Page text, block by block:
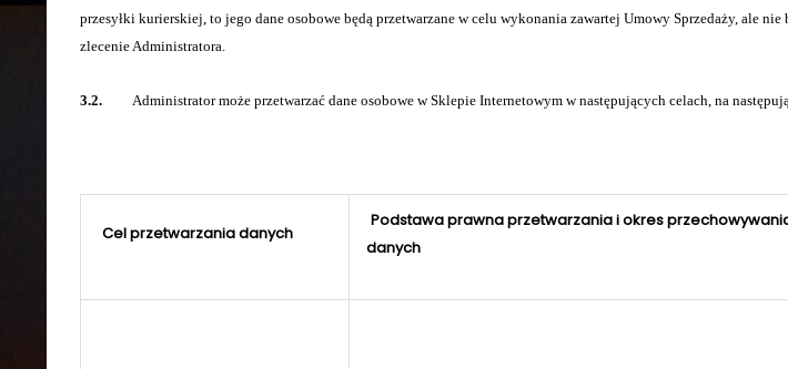
przesyłki kurierskiej, to jego dane osobowe będą przetwarzane w celu wykonania zawartej Umowy Sprzedaży, ale
zlecenie Administratora.
3.2. Administrator może przetwarzać dane osobowe w Sklepie Internetowym w następujących celach, na
Cel przetwarzania danych
Podstawa prawna przetwarzania i okres
danych